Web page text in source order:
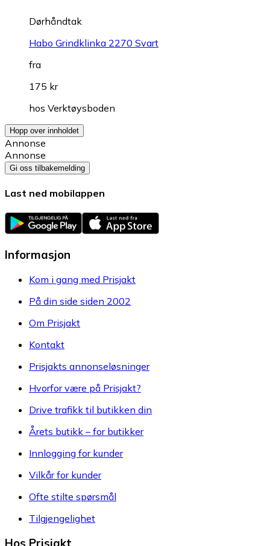
Dørhåndtak
Habo Grindklinka 2270 Svart
fra
175 kr
hos Verktøysboden
Hopp over innholdet
Annonse
Annonse
Gi oss tilbakemelding
Last ned mobilappen
Informasjon
Kom i gang med Prisjakt
På din side siden 2002
Om Prisjakt
Kontakt
Prisjakts annonseløsninger
Hvorfor være på Prisjakt?
Drive trafikk til butikken din
Årets butikk – for butikker
Innlogging for kunder
Vilkår for kunder
Ofte stilte spørsmål
Tilgjengelighet
Hos Prisjakt